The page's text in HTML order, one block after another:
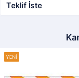
Teklif İste